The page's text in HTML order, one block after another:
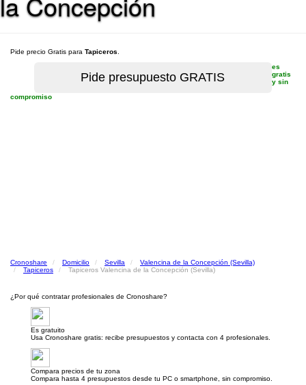
Pide precio Gratis para Tapiceros
es
gratis
y sin
compromiso
Cronoshare Domicilio Sevilla
Valencina de la Concepción (Sevilla)
Tapiceros
Tapiceros Valencina de la Concepción (Sevilla)
¿Por qué contratar profesionales de Cronoshare?
Es gratuito
Usa Cronoshare gratis: recibe presupuestos y contacta con 4 profesionales.
Compara precios de tu zona
Compara hasta 4 presupuestos desde tu PC o smartphone, sin compromiso.